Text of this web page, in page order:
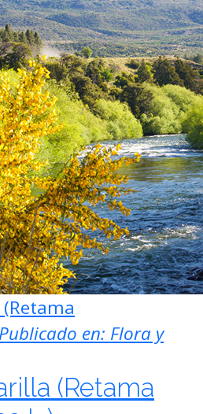
Publicado en: Flora y
(Retama